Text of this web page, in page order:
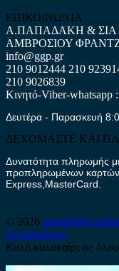
ΕΠΙΚΟΙΝΩΝΙΑ
Α.ΠΑΠΑΔΑΚΗ & ΣΙΑ
ΑΜΒΡΟΣΙΟΥ
info@ggp.gr
210 9012444 210
210 9026839
Κινητό-Viber-whatsapp
Δευτέρα - Παρασκευή
ΔΕΧΟΜΑΣΤΕ ΚΑΙ
Δυνατότητα πληρωμής
προπληρωμένων
Express,MasterCard.
© 2026 antalaktika-
Αυτοκινήτων
Καλό καλοκαίρι σε